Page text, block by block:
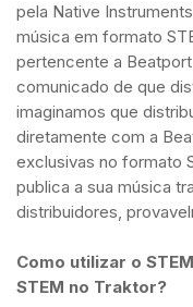
pela Native
música em formato
pertencente a
comunicado de que
imaginamos que
diretamente com a
exclusivas no formato
publica a sua música
distribuidores,
Como utilizar o
STEM no Traktor?